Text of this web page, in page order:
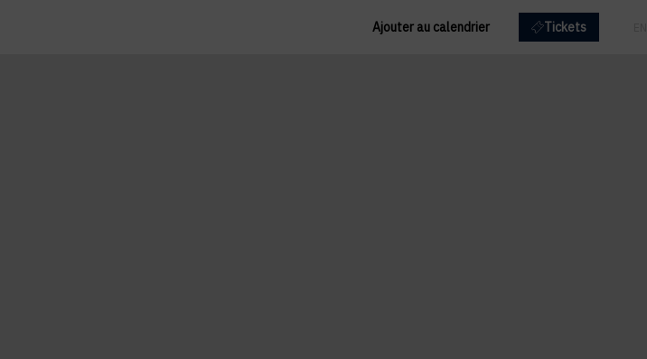
Ajouter au calendrier Tickets